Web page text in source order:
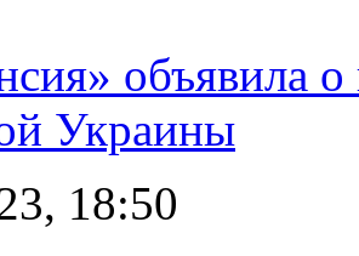
объявила
Украины
18:50